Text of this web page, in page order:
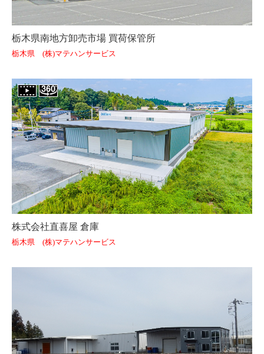
栃木県南地方卸売市場 買荷保管所
栃木県 (株)マテハンサービス
株式会社直喜屋 倉庫
栃木県 (株)マテハンサービス